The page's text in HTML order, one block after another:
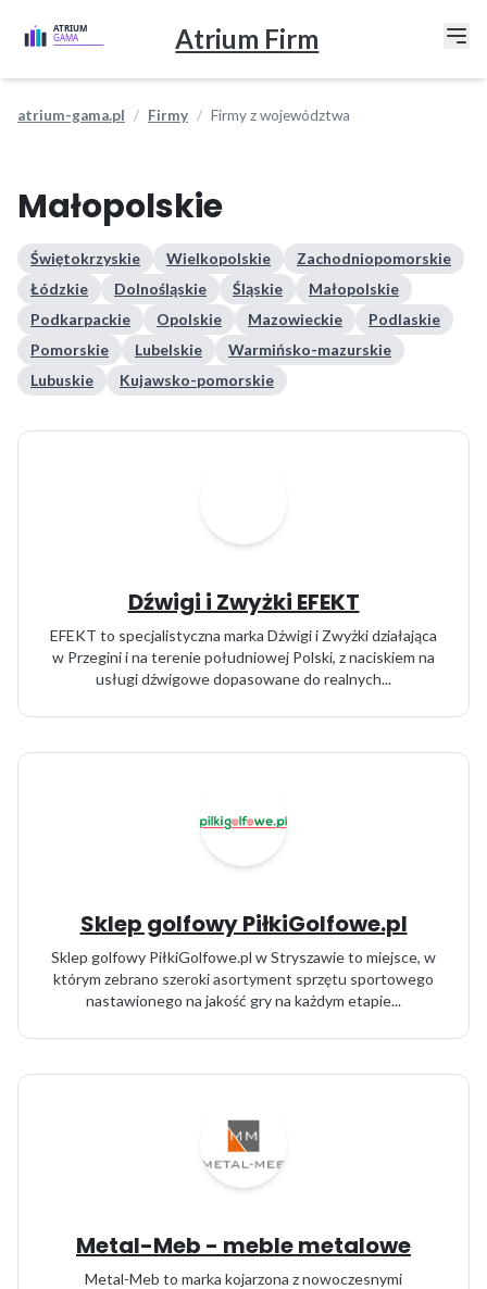
Atrium Firm
atrium-gama.pl Firmy Firmy z województwa
Małopolskie
Świętokrzyskie Wielkopolskie
Zachodniopomorskie
Łódzkie
Dolnośląskie Śląskie
Małopolskie
Podkarpackie
Opolskie Mazowieckie
Podlaskie
Pomorskie
Lubelskie
Warmińsko-mazurskie
Lubuskie
Kujawsko-pomorskie
Dźwigi i Zwyżki EFEKT
EFEKT to specjalistyczna marka Dźwigi i Zwyżki działająca
w Przegini i na terenie południowej Polski, z naciskiem na
usługi dźwigowe dopasowane do realnych...
Sklep golfowy PiłkiGolfowe.pl
Sklep golfowy PiłkiGolfowe.pl w Stryszawie to miejsce, w
którym zebrano szeroki asortyment sprzętu sportowego
nastawionego na jakość gry na każdym etapie...
Metal-Meb - meble metalowe
Metal-Meb to marka kojarzona z nowoczesnymi